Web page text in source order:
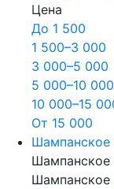
Цена
До 1 500
1 500–3 000
3 000–5 000
5 000–10 000
10 000–15
От 15 000
Шампанское
Шампанское
Шампанское